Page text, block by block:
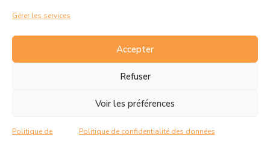
Gérer les services
Accepter
Refuser
Voir les préférences
Politique de Politique de confidentialité des données
mairie de Rousset. En savoir plus sur la gestion de mes
Politique de confidentialité
Mentions Légales